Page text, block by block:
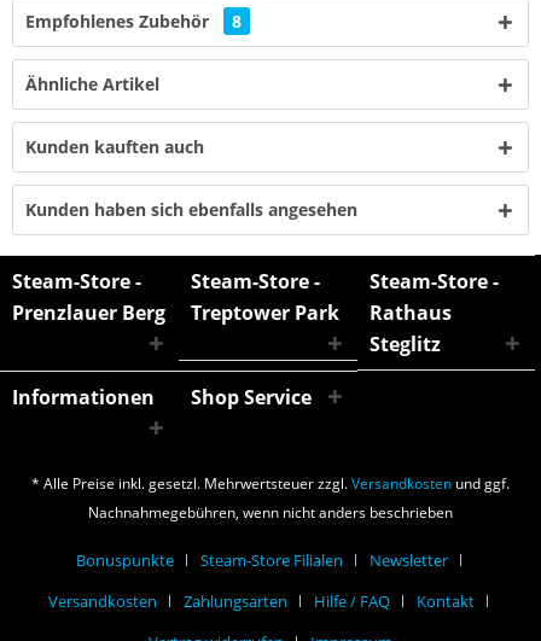
Empfohlenes Zubehör 8
Ähnliche Artikel
Kunden kauften auch
Kunden haben sich ebenfalls angesehen
Steam-Store -
Prenzlauer Berg
Steam-Store -
Treptower Park
Steam-Store -
Rathaus
Steglitz
Informationen
Shop Service
* Alle Preise inkl. gesetzl. Mehrwertsteuer zzgl.Versandkosten und ggf.
Nachnahmegebühren, wenn nicht anders beschrieben
Bonuspunkte Steam-Store Filialen
Newsletter
Versandkosten
Zahlungsarten Hilfe / FAQ
Kontakt